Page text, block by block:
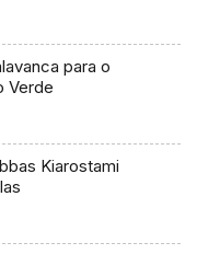
para o
Verde
Kiarostami